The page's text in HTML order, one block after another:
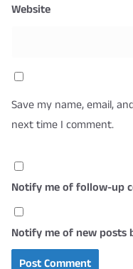
Website
Save my name, email,
next time I comment.
Notify me of follow-up
Notify me of new posts